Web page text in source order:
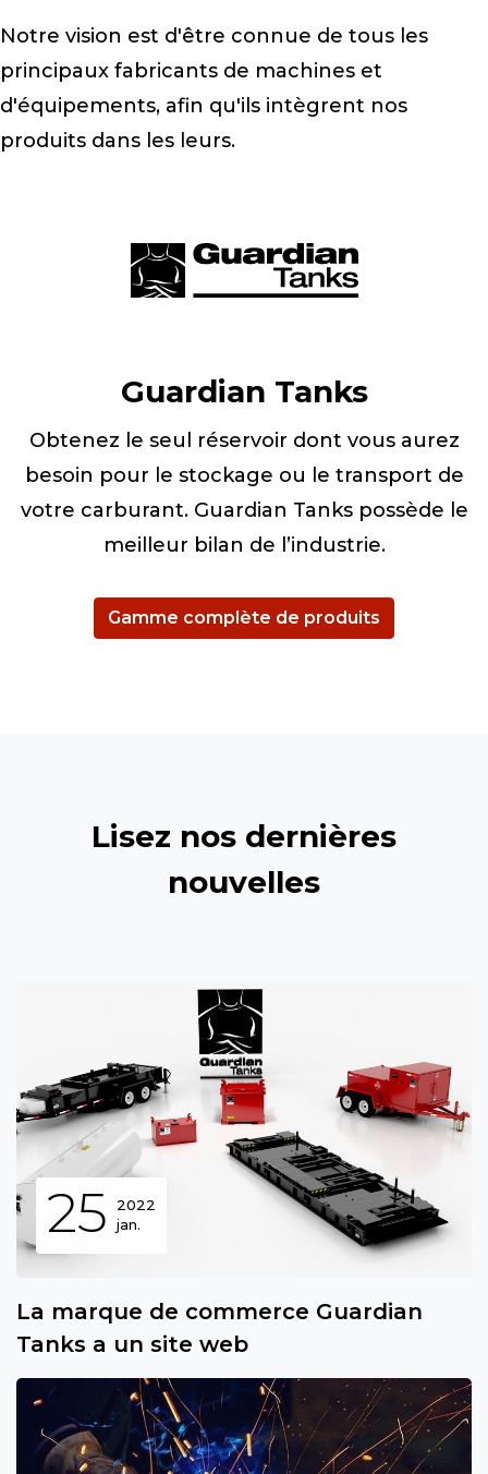
Notre vision est d'être connue de tous les
principaux fabricants de machines et
d'équipements, afin qu'ils intègrent nos
produits dans les leurs.
Guardian Tanks
Obtenez le seul réservoir dont vous aurez
besoin pour le stockage ou le transport de
votre carburant. Guardian Tanks possède le
meilleur bilan de l’industrie.
Gamme complète de produits
Lisez nos dernières
nouvelles
25
2022
jan.
La marque de commerce Guardian
Tanks a un site web